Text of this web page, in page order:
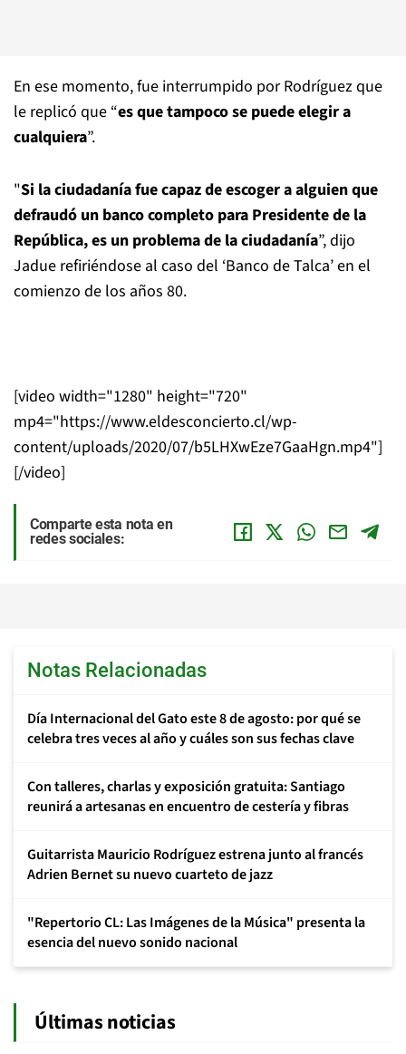
En ese momento, fue interrumpido por Rodríguez que
le replicó que “es que tampoco se puede elegir a
cualquiera”.
"Si la ciudadanía fue capaz de escoger a alguien que
defraudó un banco completo para Presidente de la
República, es un problema de la ciudadanía”, dijo
Jadue refiriéndose al caso del ‘Banco de Talca’ en el
comienzo de los años 80.
[video width="1280" height="720"
mp4="https://www.eldesconcierto.cl/wp-
content/uploads/2020/07/b5LHXwEze7GaaHgn.mp4"]
[/video]
Comparte esta nota en
redes sociales:
Notas Relacionadas
Día Internacional del Gato este 8 de agosto: por qué se
celebra tres veces al año y cuáles son sus fechas clave
Con talleres, charlas y exposición gratuita: Santiago
reunirá a artesanas en encuentro de cestería y fibras
Guitarrista Mauricio Rodríguez estrena junto al francés
Adrien Bernet su nuevo cuarteto de jazz
"Repertorio CL: Las Imágenes de la Música" presenta la
esencia del nuevo sonido nacional
Últimas noticias